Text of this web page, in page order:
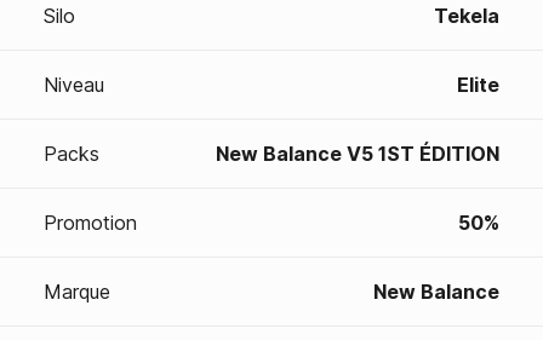
Silo Tekela
Niveau Elite
Packs New Balance V5 1ST ÉDITION
Promotion 50%
Marque New Balance